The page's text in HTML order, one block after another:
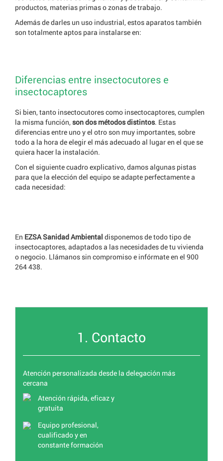
productos, materias primas o zonas de trabajo.
Además de darles un uso industrial, estos aparatos también
son totalmente aptos para instalarse en:
Diferencias entre insectocutores e
insectocaptores
Si bien, tanto insectocutores como insectocaptores, cumplen
la misma función, son dos métodos distintos. Estas
diferencias entre uno y el otro son muy importantes, sobre
todo a la hora de elegir el más adecuado al lugar en el que se
quiera hacer la instalación.
Con el siguiente cuadro explicativo, damos algunas pistas
para que la elección del equipo se adapte perfectamente a
cada necesidad:
En EZSA Sanidad Ambiental disponemos de todo tipo de
insectocaptores, adaptados a las necesidades de tu vivienda
o negocio. Llámanos sin compromiso e infórmate en el 900
264 438.
1. Contacto
Atención personalizada desde la delegación más
cercana
Atención rápida, eficaz y
gratuita
Equipo profesional,
cualificado y en
constante formación